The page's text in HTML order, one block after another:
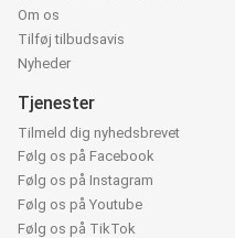
Om os
Tilføj tilbudsavis
Nyheder
Tjenester
Tilmeld dig nyhedsbrevet
Følg os på Facebook
Følg os på Instagram
Følg os på Youtube
Følg os på TikTok